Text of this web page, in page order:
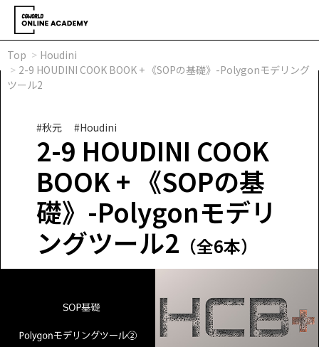
Top
Houdini
2-9 HOUDINI COOK BOOK + 《SOPの基礎》-Polygonモデリング
ツール2
#秋元 #Houdini
2-9 HOUDINI COOK
BOOK + 《SOPの基
礎》-Polygonモデリ
ングツール2 （全6本）